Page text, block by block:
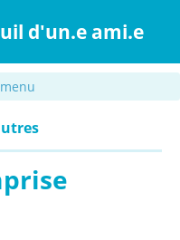
d'un.e ami.e